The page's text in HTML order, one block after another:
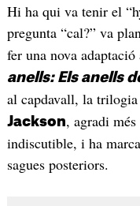
Hi ha qui va tenir el
pregunta “cal?” va
fer una nova adaptació
anells: Els anells
al capdavall, la
Jackson, agradi
indiscutible, i ha
sagues posteriors.